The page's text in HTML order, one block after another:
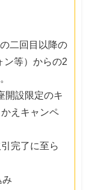
二回目以降の
ン等）からの2
開設限定のキ
えキャンペ
完了に至ら